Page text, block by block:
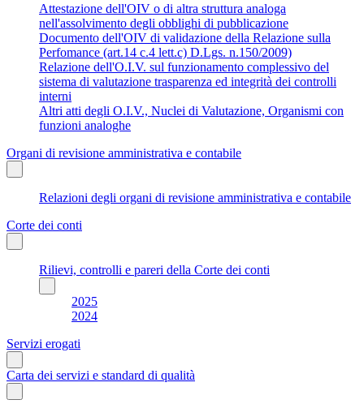
Attestazione dell'OIV o di altra struttura analoga
nell'assolvimento degli obblighi di pubblicazione
Documento dell'OIV di validazione della Relazione sulla
Perfomance (art.14 c.4 lett.c) D.Lgs. n.150/2009)
Relazione dell'O.I.V. sul funzionamento complessivo del
sistema di valutazione trasparenza ed integrità dei controlli
interni
Altri atti degli O.I.V., Nuclei di Valutazione, Organismi con
funzioni analoghe
Organi di revisione amministrativa e contabile
Relazioni degli organi di revisione amministrativa e contabile
Corte dei conti
Rilievi, controlli e pareri della Corte dei conti
2025
2024
Servizi erogati
Carta dei servizi e standard di qualità